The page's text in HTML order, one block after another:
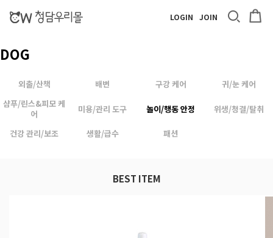
LOGIN JOIN
DOG
외출/산책 배변 구강 케어
귀/눈 케어
샴푸/린스&피모 케
어
미용/관리 도구 놀이/행동 안정 위생/청결/탈취
건강 관리/보조 생활/급수 패션
BEST ITEM